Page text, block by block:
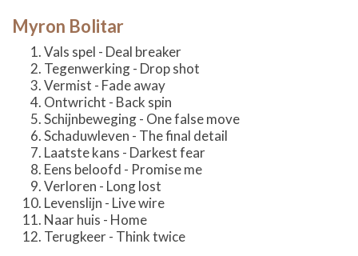
Myron Bolitar
Vals spel - Deal breaker
Tegenwerking - Drop shot
Vermist - Fade away
Ontwricht - Back spin
Schijnbeweging - One false move
Schaduwleven - The final detail
Laatste kans - Darkest fear
Eens beloofd - Promise me
Verloren - Long lost
Levenslijn - Live wire
Naar huis - Home
Terugkeer - Think twice